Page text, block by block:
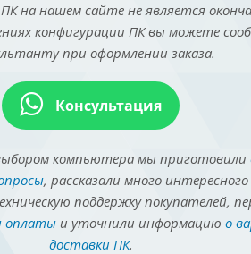
на нашем сайте не является
конфигурации ПК вы можете
при оформлении заказа.
Консультация
компьютера мы приготовили
, рассказали много интересного
поддержку покупателей,
оплатыи уточнили информацию о
доставки ПК.